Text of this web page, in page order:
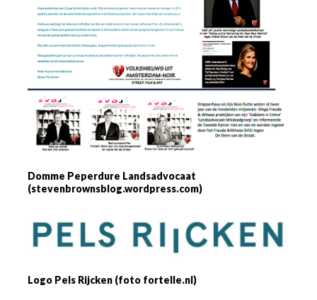
Domme Peperdure Landsadvocaat
(stevenbrownsblog.wordpress.com)
Logo Pels Rijcken (foto fortelle.nl)